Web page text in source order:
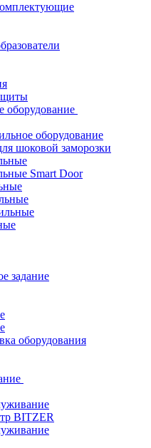
щиты
оборудование
оборудование
шоковой заморозки
Smart Door
задание
оборудования
BITZER